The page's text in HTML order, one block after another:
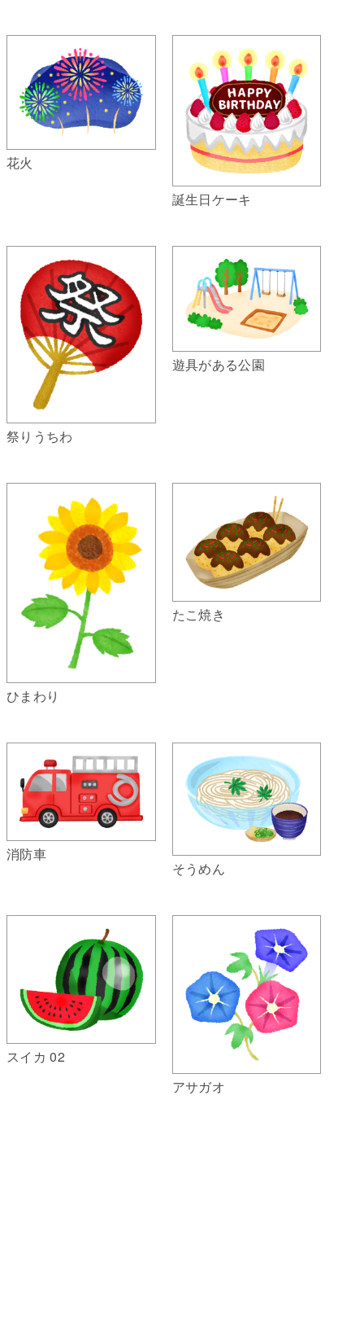
花火
誕生日ケーキ
祭りうちわ
遊具がある公園
ひまわり
たこ焼き
消防車
そうめん
スイカ 02
アサガオ